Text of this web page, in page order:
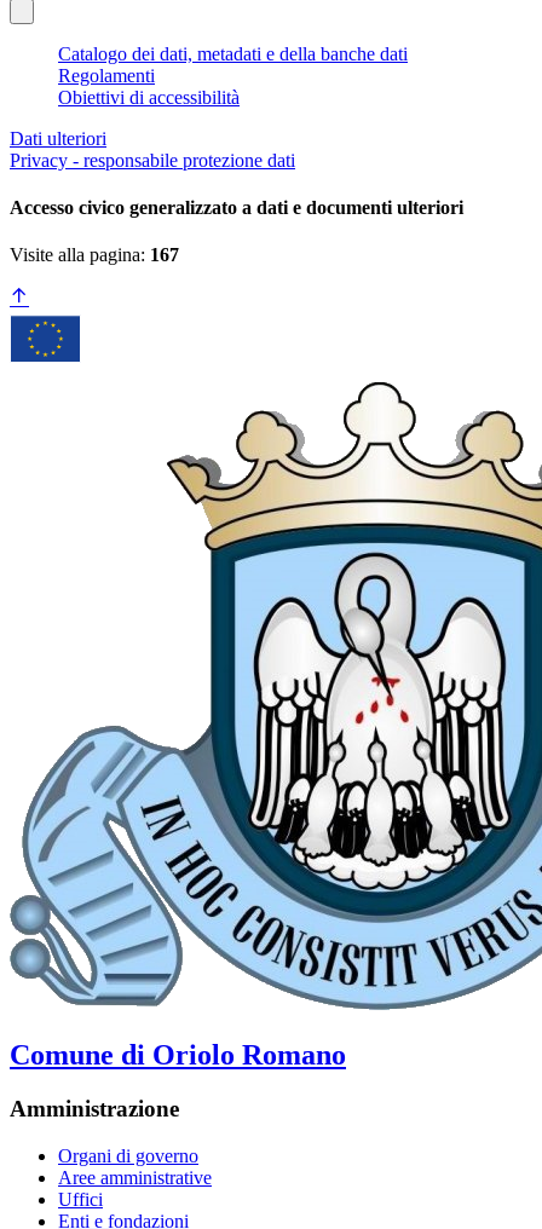
Catalogo dei dati, metadati e della banche dati
Regolamenti
Obiettivi di accessibilità
Dati ulteriori
Privacy - responsabile protezione dati
Accesso civico generalizzato a dati e documenti ulteriori
Visite alla pagina: 167
Comune di Oriolo Romano
Amministrazione
Organi di governo
Aree amministrative
Uffici
Enti e fondazioni